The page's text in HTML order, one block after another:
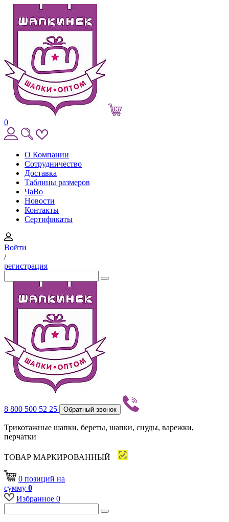
0
О Компании
Сотрудничество
Доставка
Таблицы размеров
ЧаВо
Новости
Контакты
Сертификаты
Войти
/
регистрация
8 800 500 52 25 Обратный звонок
Трикотажные шапки, береты, шапки, снуды, варежки,
перчатки
ТОВАР МАРКИРОВАННЫЙ
0 позиций на
сумму 0
Избранное 0